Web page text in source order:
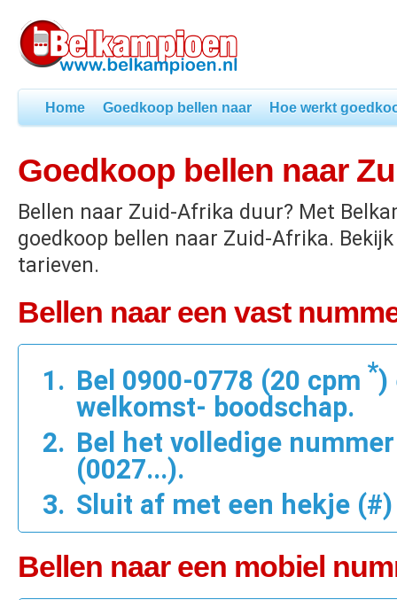
Home Goedkoop bellen naar Hoe werkt
Goedkoop bellen naar
Bellen naar Zuid-Afrika duur? Met
goedkoop bellen naar Zuid-Afrika.
tarieven.
Bellen naar een vast
Bel 0900-0778 (20 cpm *)
welkomst- boodschap.
Bel het volledige
(0027...).
Sluit af met een hekje (#)
Bellen naar een mobiel